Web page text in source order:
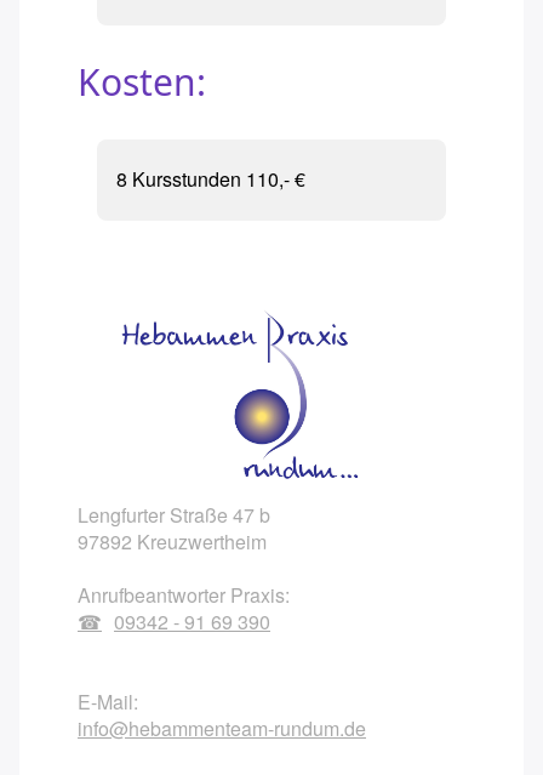
Kosten:
8 Kursstunden 110,- €
Lengfurter Straße 47 b
97892 Kreuzwertheim
Anrufbeantworter Praxis:
09342 - 91 69 390
E-Mail:
info@hebammenteam-rundum.de